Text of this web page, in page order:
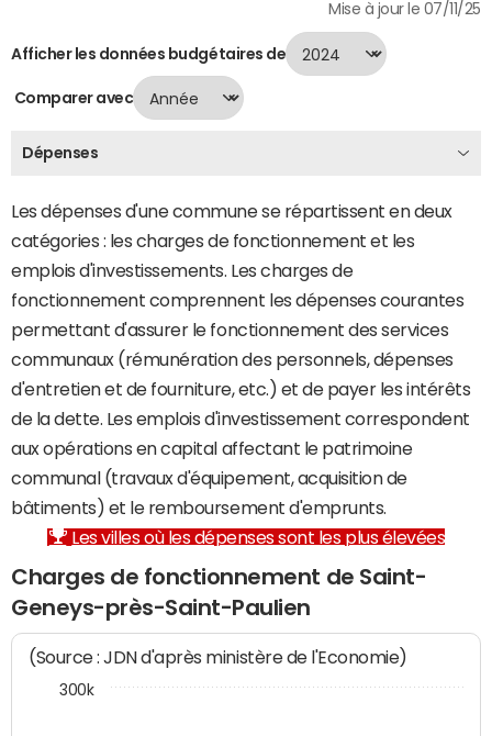
Mise à jour le 07/11/25
Afficher les données budgétaires de
Comparer avec
Dépenses
Les dépenses d'une commune se répartissent en deux
catégories : les charges de fonctionnement et les
emplois d'investissements. Les charges de
fonctionnement comprennent les dépenses courantes
permettant d'assurer le fonctionnement des services
communaux (rémunération des personnels, dépenses
d'entretien et de fourniture, etc.) et de payer les intérêts
de la dette. Les emplois d'investissement correspondent
aux opérations en capital affectant le patrimoine
communal (travaux d'équipement, acquisition de
bâtiments) et le remboursement d'emprunts.
Les villes où les dépenses sont les plus élevées
Charges de fonctionnement de Saint-
Geneys-près-Saint-Paulien
(Source : JDN d'après ministère de l'Economie)
300k